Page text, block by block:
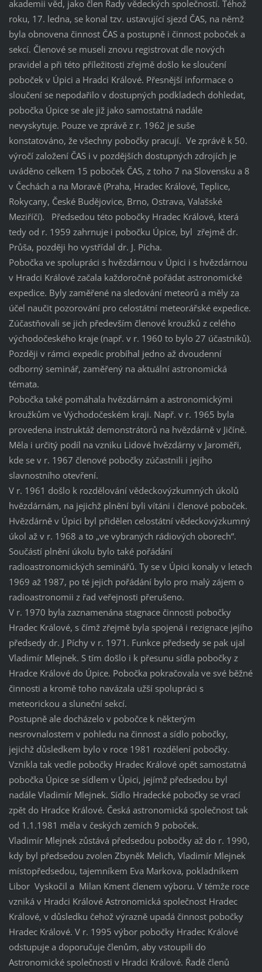
akademii věd, jako člen Rady vědeckých společností. Téhož
roku, 17. ledna, se konal tzv. ustavující sjezd ČAS, na němž
byla obnovena činnost ČAS a postupně i činnost poboček a
sekcí. Členové se museli znovu registrovat dle nových
pravidel a při této příležitosti zřejmě došlo ke sloučení
poboček v Úpici a Hradci Králové. Přesnější informace o
sloučení se nepodařilo v dostupných podkladech dohledat,
pobočka Úpice se ale již jako samostatná nadále
nevyskytuje. Pouze ve zprávě z r. 1962 je suše
konstatováno, že všechny pobočky pracují. Ve zprávě k 50.
výročí založení ČAS i v pozdějších dostupných zdrojích je
uváděno celkem 15 poboček ČAS, z toho 7 na Slovensku a 8
v Čechách a na Moravě (Praha, Hradec Králové, Teplice,
Rokycany, České Budějovice, Brno, Ostrava, Valašské
Meziříčí). Předsedou této pobočky Hradec Králové, která
tedy od r. 1959 zahrnuje i pobočku Úpice, byl zřejmě dr.
Průša, později ho vystřídal dr. J. Pícha.
Pobočka ve spolupráci s hvězdárnou v Úpici i s hvězdárnou
v Hradci Králové začala každoročně pořádat astronomické
expedice. Byly zaměřené na sledování meteorů a měly za
účel naučit pozorování pro celostátní meteorářské expedice.
Zúčastňovali se jich především členové kroužků z celého
východočeského kraje (např. v r. 1960 to bylo 27 účastníků).
Později v rámci expedic probíhal jedno až dvoudenní
odborný seminář, zaměřený na aktuální astronomická
témata.
Pobočka také pomáhala hvězdárnám a astronomickými
kroužkům ve Východočeském kraji. Např. v r. 1965 byla
provedena instruktáž demonstrátorů na hvězdárně v Jičíně.
Měla i určitý podíl na vzniku Lidové hvězdárny v Jaroměři,
kde se v r. 1967 členové pobočky zúčastnili i jejího
slavnostního otevření.
V r. 1961 došlo k rozdělování vědeckovýzkumných úkolů
hvězdárnám, na jejichž plnění byli vítáni i členové poboček.
Hvězdárně v Úpici byl přidělen celostátní vědeckovýzkumný
úkol až v r. 1968 a to „ve vybraných rádiových oborech“.
Součástí plnění úkolu bylo také pořádání
radioastronomických seminářů. Ty se v Úpici konaly v letech
1969 až 1987, po té jejich pořádání bylo pro malý zájem o
radioastronomii z řad veřejnosti přerušeno.
V r. 1970 byla zaznamenána stagnace činnosti pobočky
Hradec Králové, s čímž zřejmě byla spojená i rezignace jejího
předsedy dr. J Píchy v r. 1971. Funkce předsedy se pak ujal
Vladimír Mlejnek. S tím došlo i k přesunu sídla pobočky z
Hradce Králové do Úpice. Pobočka pokračovala ve své běžné
činnosti a kromě toho navázala užší spolupráci s
meteorickou a sluneční sekcí.
Postupně ale docházelo v pobočce k některým
nesrovnalostem v pohledu na činnost a sídlo pobočky,
jejichž důsledkem bylo v roce 1981 rozdělení pobočky.
Vznikla tak vedle pobočky Hradec Králové opět samostatná
pobočka Úpice se sídlem v Úpici, jejímž předsedou byl
nadále Vladimír Mlejnek. Sídlo Hradecké pobočky se vrací
zpět do Hradce Králové. Česká astronomická společnost tak
od 1.1.1981 měla v českých zemích 9 poboček.
Vladimír Mlejnek zůstává předsedou pobočky až do r. 1990,
kdy byl předsedou zvolen Zbyněk Melich, Vladimír Mlejnek
místopředsedou, tajemníkem Eva Markova, pokladníkem
Libor Vyskočil a Milan Kment členem výboru. V témže roce
vzniká v Hradci Králové Astronomická společnost Hradec
Králové, v důsledku čehož výrazně upadá činnost pobočky
Hradec Králové. V r. 1995 výbor pobočky Hradec Králové
odstupuje a doporučuje členům, aby vstoupili do
Astronomické společnosti v Hradci Králové. Řadě členů